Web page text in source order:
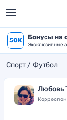
50K Бонусы на
Эксклюзивные
Спорт Футбол
Любовь